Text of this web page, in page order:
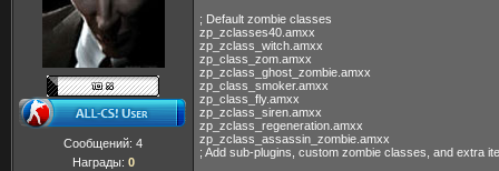
Сообщений: 4
Награды: 0
; Default zombie classes
zp_zclasses40.amxx
zp_zclass_witch.amxx
zp_class_zom.amxx
zp_zclass_ghost_zombie.amxx
zp_class_smoker.amxx
zp_class_fly.amxx
zp_zclass_siren.amxx
zp_zclass_regeneration.amxx
zp_zclass_assassin_zombie.amxx
; Add sub-plugins, custom zombie classes, and extra